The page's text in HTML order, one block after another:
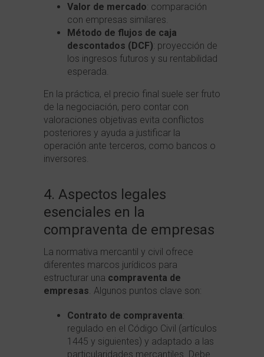
Valor de mercado: comparación
con empresas similares.
Método de flujos de caja
descontados (DCF): proyección de
los ingresos futuros y su rentabilidad
esperada.
En la práctica, el precio final suele ser fruto
de la negociación, pero contar con
valoraciones objetivas evita conflictos
posteriores y ayuda a justificar la
operación ante terceros, como bancos o
inversores.
4. Aspectos legales
esenciales en la
compraventa de empresas
La normativa mercantil y civil ofrece
diferentes marcos jurídicos para
estructurar una compraventa de
empresas . Algunos puntos clave son:
Contrato de compraventa:
regulado en el Código Civil (artículos
1445 y siguientes) y adaptado a las
particularidades mercantiles. Debe